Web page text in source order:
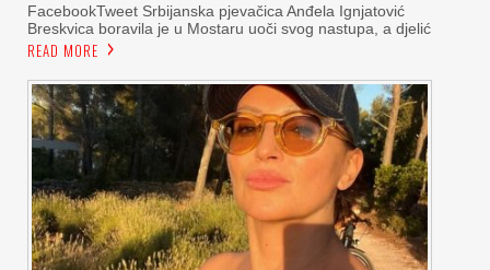
FacebookTweet Srbijanska pjevačica Anđela Ignjatović
Breskvica boravila je u Mostaru uoči svog nastupa, a djelić
READ MORE